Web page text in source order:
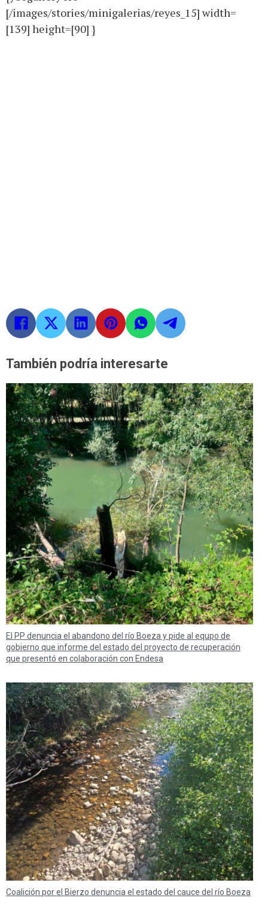
[/images/stories/minigalerias/reyes_15] width=
[139] height=[90] }
También podría interesarte
El PP denuncia el abandono del río Boeza y pide al equpo de
gobierno que informe del estado del proyecto de recuperación
que presentó en colaboración con Endesa
Coalición por el Bierzo denuncia el estado del cauce del río Boeza